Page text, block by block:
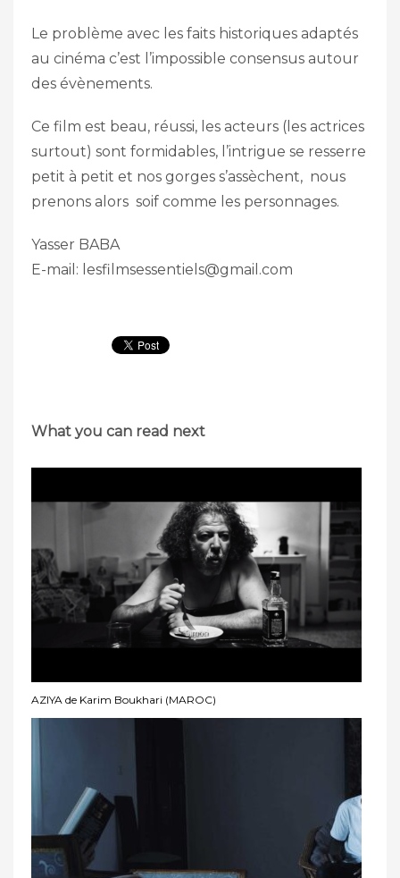
Le problème avec les faits historiques adaptés
au cinéma c’est l’impossible consensus autour
des évènements.
Ce film est beau, réussi, les acteurs (les actrices
surtout) sont formidables, l’intrigue se resserre
petit à petit et nos gorges s’assèchent, nous
prenons alors soif comme les personnages.
Yasser BABA
E-mail: lesfilmsessentiels@gmail.com
What you can read next
AZIYA de Karim Boukhari (MAROC)